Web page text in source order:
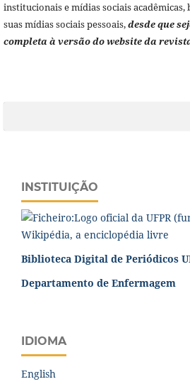
institucionais e mídias sociais acadêmicas,
suas mídias sociais pessoais,desde que
completa à versão do website da
INSTITUIÇÃO
Biblioteca Digital de Periódicos
Departamento de Enfermagem
IDIOMA
English